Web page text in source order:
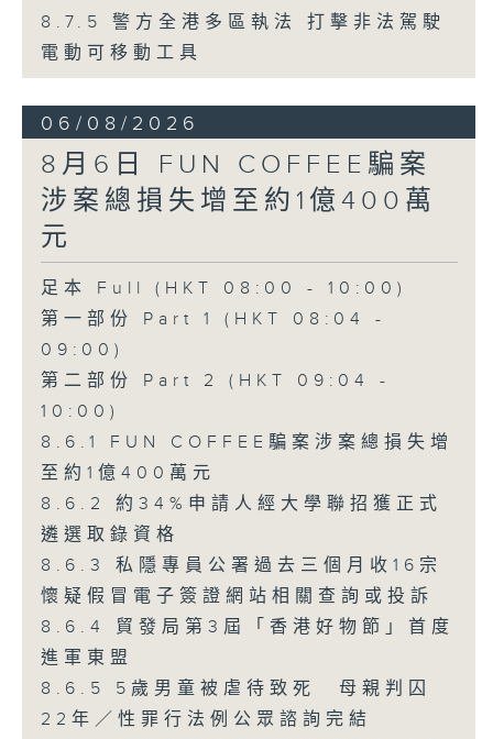
8.7.5 警方全港多區執法 打擊非法駕駛
電動可移動工具
06/08/2026
8月6日 FUN COFFEE騙案
涉案總損失增至約1億400萬
元
足本 Full (HKT 08:00 - 10:00)
第一部份 Part 1 (HKT 08:04 -
09:00)
第二部份 Part 2 (HKT 09:04 -
10:00)
8.6.1 FUN COFFEE騙案涉案總損失增
至約1億400萬元
8.6.2 約34%申請人經大學聯招獲正式
遴選取錄資格
8.6.3 私隱專員公署過去三個月收16宗
懷疑假冒電子簽證網站相關查詢或投訴
8.6.4 貿發局第3屆「香港好物節」首度
進軍東盟
8.6.5 5歲男童被虐待致死 母親判囚
22年／性罪行法例公眾諮詢完結